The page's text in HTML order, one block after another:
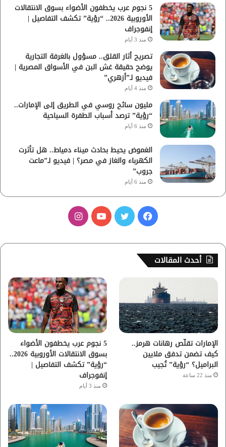
5 نجوم عرب يخطفون الأضواء بسوق الانتقالات
الأوروبية 2026.. “رؤية” تكشف التفاصيل |
إنفوجراف
منذ 3 أيام
تصريح أثار القلق.. مسؤول بالغرفة التجارية
يوضح حقيقة غش البن في الأسواق المصرية |
فيديو لـ”أزهري”
منذ 4 أيام
مليون سائح روسي في الطريق إلى الإمارات..
“رؤية” ترصد أسباب الطفرة السياحية
منذ 6 أيام
الغموض يحيط بحادث ميناء دمياط.. هل تأثرت
الكهرباء والغاز في مصر؟ | فيديو لـ”ماعت
جروب”
منذ 6 أيام
س
ب
ك
ي
و
ب
ت
ق
ر
م
أحدث المقالات
الإمارات تقلّص رهانات هرمز..
كيف تضمن تدفق ملايين
البراميل؟ “رؤية” تُجيب
منذ 22 ساعة
5 نجوم عرب يخطفون الأضواء
بسوق الانتقالات الأوروبية 2026..
“رؤية” تكشف التفاصيل |
إنفوجراف
منذ 3 أيام